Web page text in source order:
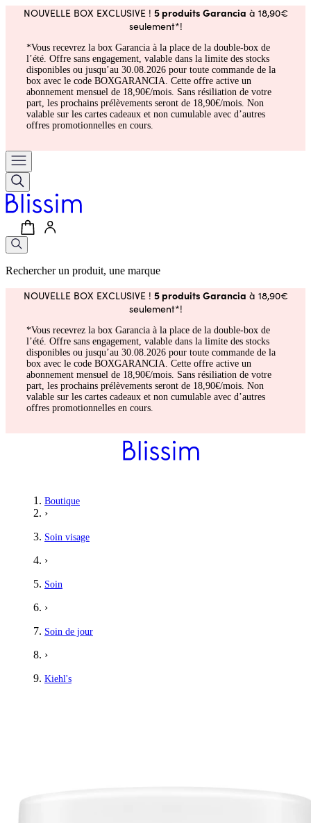
NOUVELLE BOX EXCLUSIVE ! 5 produits Garancia à 18,90€
seulement*!
*Vous recevrez la box Garancia à la place de la double-box de
l’été. Offre sans engagement, valable dans la limite des stocks
disponibles ou jusqu’au 30.08.2026 pour toute commande de la
box avec le code BOXGARANCIA. Cette offre active un
abonnement mensuel de 18,90€/mois. Sans résiliation de votre
part, les prochains prélèvements seront de 18,90€/mois. Non
valable sur les cartes cadeaux et non cumulable avec d’autres
offres promotionnelles en cours.
Rechercher un produit, une marque
NOUVELLE BOX EXCLUSIVE ! 5 produits Garancia à 18,90€
seulement*!
*Vous recevrez la box Garancia à la place de la double-box de
l’été. Offre sans engagement, valable dans la limite des stocks
disponibles ou jusqu’au 30.08.2026 pour toute commande de la
box avec le code BOXGARANCIA. Cette offre active un
abonnement mensuel de 18,90€/mois. Sans résiliation de votre
part, les prochains prélèvements seront de 18,90€/mois. Non
valable sur les cartes cadeaux et non cumulable avec d’autres
offres promotionnelles en cours.
Boutique
›
Soin visage
›
Soin
›
Soin de jour
›
Kiehl's